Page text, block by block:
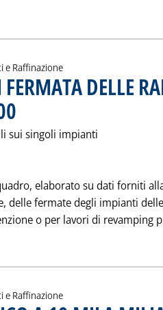
e Raffinazione
DELLE
sui singoli impianti
elaborato su dati forniti
delle fermate degli impianti delle
o per lavori di revamping
e Raffinazione